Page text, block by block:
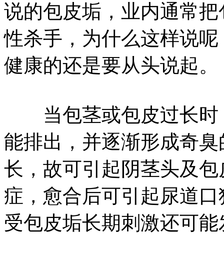
说的包皮垢，业内通常
性杀手，为什么这样说
健康的还是要从头说起。
当包茎或包皮过长时
能排出，并逐渐形成奇
长，故可引起阴茎头及
症，愈合后可引起尿道
受包皮垢长期刺激还可